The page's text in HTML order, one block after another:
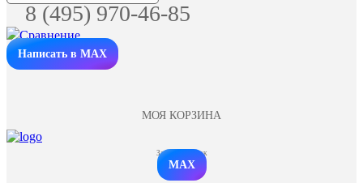
8 (495) 970-46-85
Написать в MAX
МОЯ КОРЗИНА
Заказать звонок
MAX